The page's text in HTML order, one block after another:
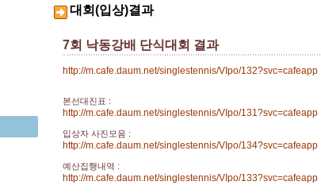
대회(입상)결과
7회 낙동강배 단식대회 결과
http://m.cafe.daum.net/singlestennis/VIpo/132?svc=cafeapp
본선대진표 :
http://m.cafe.daum.net/singlestennis/VIpo/131?svc=cafeapp
입상자 사진모음 :
http://m.cafe.daum.net/singlestennis/VIpo/134?svc=cafeapp
예산집행내역 :
http://m.cafe.daum.net/singlestennis/VIpo/133?svc=cafeapp